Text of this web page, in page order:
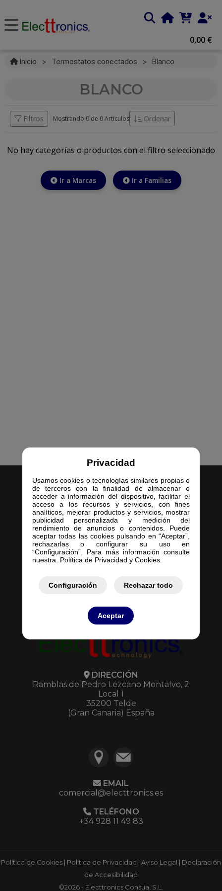
Privacidad
Usamos cookies o tecnologías similares propias o
de terceros con la finalidad de almacenar o
acceder a información del dispositivo, facilitar el
acceso a los recursos y servicios, con fines
analíticos, mejorar productos y servicios, mostrar
publicidad personalizada y medición del
rendimiento de anuncios o contenidos. Puede
aceptar todas las cookies pulsando en “Aceptar”,
rechazarlas o configurar su uso en
“Configuración”. Para más información consulte
nuestra. Política de Privacidad y Cookies.
Configuración Rechazar todo
Aceptar
0,00 €
Inicio > Termostatos conectados > Blanco
BLANCO
Filtros Mostrando 0 de 0 Articulos Ordenar
No hay categorías o productos con el filtro seleccionado
Ir a Marcas Ir a Familias
Inicio
Empresa
Servicios
Contacto
Mis Presupuestos
DIRECCIÓN
Ramblas de Pedro Lezcano Montalvo, 2
Local 1
35200 Telde
(Gran Canaria) España
EMAIL
comercial@electtronics.es
TELÉFONO
+34 928 11 49 83
Política de Cookies Política de Privacidad Aviso Legal
Declaración
de Accesibilidad
©2026 - Electtronics Gonsua, S.L.